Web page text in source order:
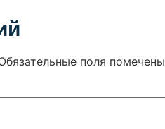
поля помечены